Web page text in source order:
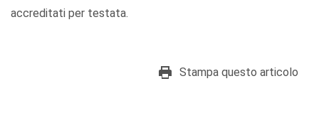
accreditati per testata.
Stampa questo articolo